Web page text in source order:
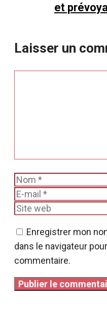
et
Laisser un
Nom
Enregistrer mon
dans le navigateur
commentaire.